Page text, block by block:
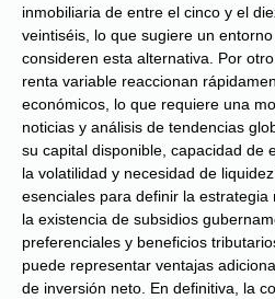
inmobiliaria de entre el cinco y el
veintiséis, lo que sugiere un
consideren esta alternativa. Por
renta variable reaccionan
económicos, lo que requiere una
noticias y análisis de tendencias
su capital disponible, capacidad de
la volatilidad y necesidad de
esenciales para definir la
la existencia de subsidios
preferenciales y beneficios
puede representar ventajas
de inversión neto. En definitiva, la